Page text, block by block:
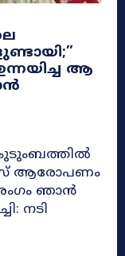
ആ
ആരോപണം
ഞാൻ